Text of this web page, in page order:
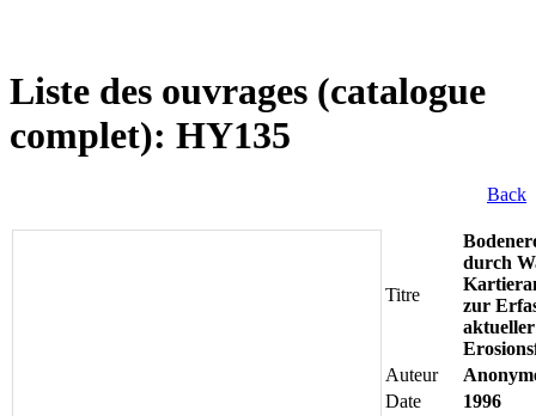
Liste des ouvrages (catalogue
complet): HY135
Back
Titre
durch
zur
aktueller
Auteur
Date
1996